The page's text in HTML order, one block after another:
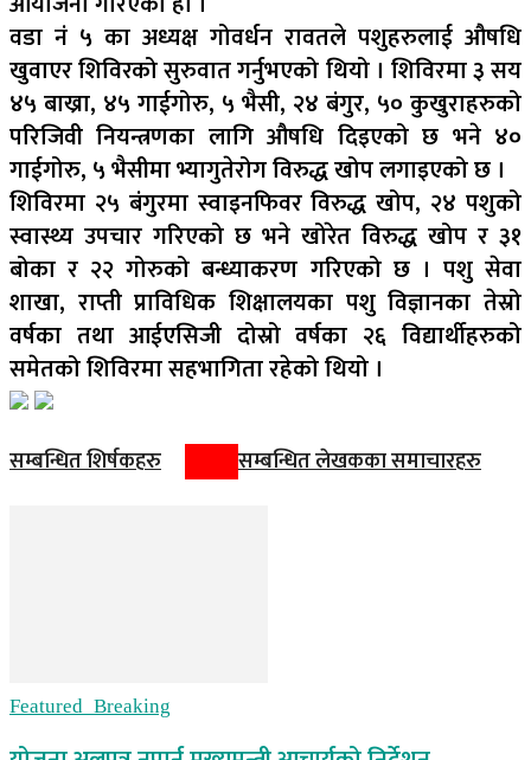
वडा नं ५ का अध्यक्ष गोवर्धन रावतले पशुहरुलाई औषधि
खुवाएर शिविरको सुरुवात गर्नुभएको थियो । शिविरमा ३ सय
४५ बाख्रा, ४५ गाईगोरु, ५ भैसी, २४ बंगुर, ५० कुखुराहरुको
परिजिवी नियन्त्रणका लागि औषधि दिइएको छ भने ४०
गाईगोरु, ५ भैसीमा भ्यागुतेरोग विरुद्ध खोप लगाइएको छ ।
शिविरमा २५ बंगुरमा स्वाइनफिवर विरुद्ध खोप, २४ पशुको
स्वास्थ्य उपचार गरिएको छ भने खोरेत विरुद्ध खोप र ३१
बोका र २२ गोरुको बन्ध्याकरण गरिएको छ । पशु सेवा
शाखा, राप्ती प्राविधिक शिक्षालयका पशु विज्ञानका तेस्रो
वर्षका तथा आईएसिजी दोस्रो वर्षका २६ विद्यार्थीहरुको
समेतको शिविरमा सहभागिता रहेको थियो ।
सम्बन्धित शिर्षकहरु सम्बन्धित लेखकका समाचारहरु
Featured_Breaking